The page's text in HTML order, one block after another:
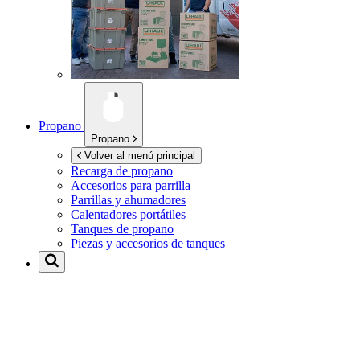
Propano
Propano
Volver al menú principal
Recarga de propano
Accesorios para parrilla
Parrillas y ahumadores
Calentadores portátiles
Tanques de propano
Piezas y accesorios de tanques